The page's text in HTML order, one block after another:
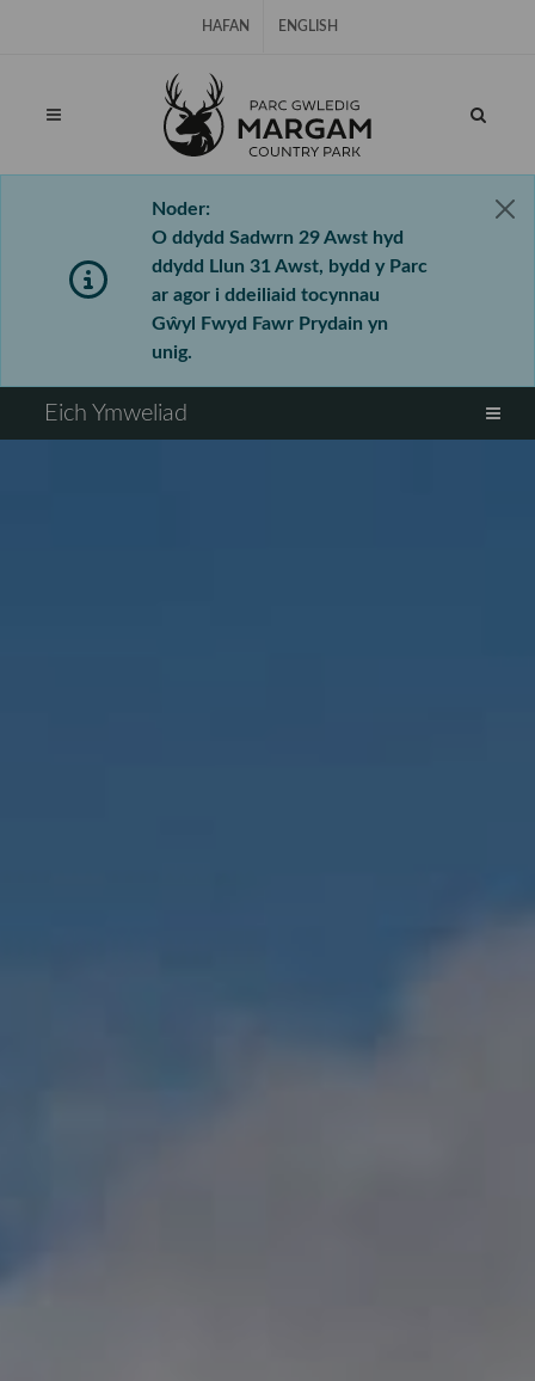
HAFAN ENGLISH
Noder:
O ddydd Sadwrn 29 Awst hyd
ddydd Llun 31 Awst, bydd y Parc
ar agor i ddeiliaid tocynnau
Gŵyl Fwyd Fawr Prydain yn
unig.
Eich Ymweliad